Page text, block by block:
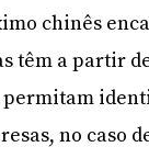
chinês
têm a partir
permitam
no caso